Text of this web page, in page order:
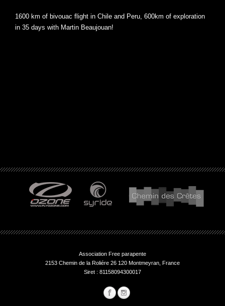
1600 km of bivouac flight in Chile and Peru, 600km of exploration
in 35 days with Martin Beaujouan!
Association Free parapente
2153 Chemin de la Roliére 26 120 Montmeyran, France
Siret : 81158094300017